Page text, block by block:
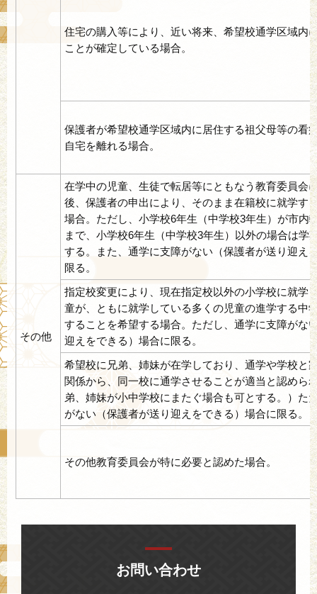
住宅の購入等により、近い将来、希望校通学区域内
ことが確定している場合。
保護者が希望校通学区域内に居住する祖父母等の看
自宅を離れる場合。
その他
在学中の児童、生徒で転居等にともなう教育委員会
後、保護者の申出により、そのまま在籍校に就学す
場合。ただし、小学校6年生（中学校3年生）が市内
まで、小学校6年生（中学校3年生）以外の場合は学
する。また、通学に支障がない（保護者が送り迎え
限る。
指定校変更により、現在指定校以外の小学校に就学
童が、ともに就学している多くの児童の進学する中
することを希望する場合。ただし、通学に支障がな
迎えをできる）場合に限る。
希望校に兄弟、姉妹が在学しており、通学や学校と
関係から、同一校に通学させることが適当と認めら
弟、姉妹が小中学校にまたぐ場合も可とする。）た
がない（保護者が送り迎えをできる）場合に限る。
その他教育委員会が特に必要と認めた場合。
お問い合わせ